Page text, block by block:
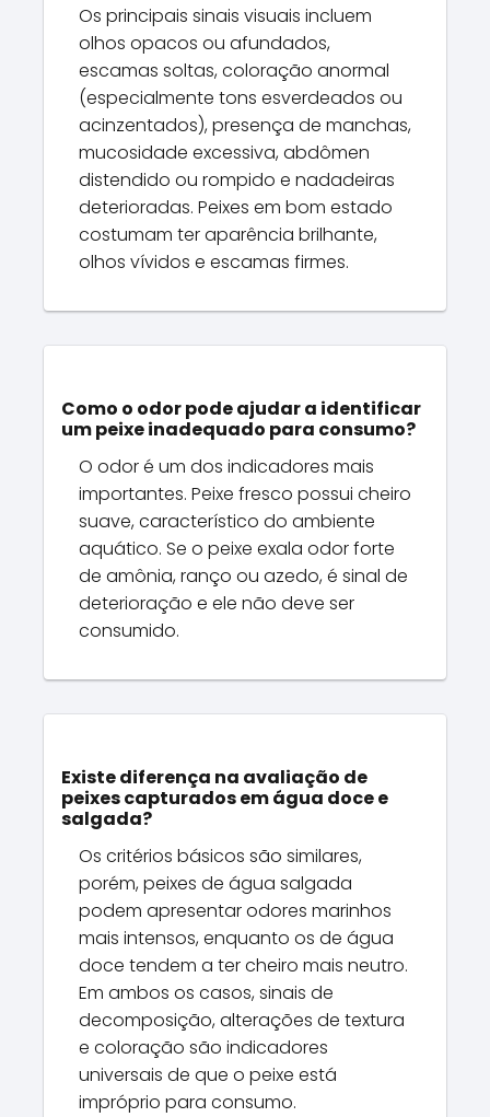
Os principais sinais visuais incluem
olhos opacos ou afundados,
escamas soltas, coloração anormal
(especialmente tons esverdeados ou
acinzentados), presença de manchas,
mucosidade excessiva, abdômen
distendido ou rompido e nadadeiras
deterioradas. Peixes em bom estado
costumam ter aparência brilhante,
olhos vívidos e escamas firmes.
Como o odor pode ajudar a identificar
um peixe inadequado para consumo?
O odor é um dos indicadores mais
importantes. Peixe fresco possui cheiro
suave, característico do ambiente
aquático. Se o peixe exala odor forte
de amônia, ranço ou azedo, é sinal de
deterioração e ele não deve ser
consumido.
Existe diferença na avaliação de
peixes capturados em água doce e
salgada?
Os critérios básicos são similares,
porém, peixes de água salgada
podem apresentar odores marinhos
mais intensos, enquanto os de água
doce tendem a ter cheiro mais neutro.
Em ambos os casos, sinais de
decomposição, alterações de textura
e coloração são indicadores
universais de que o peixe está
impróprio para consumo.